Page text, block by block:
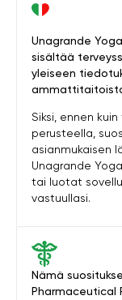
Nämä
Pharmaceutical
Unagrande
sisältää
yleiseen
Siksi, ennen
perusteella,
asianmukaisen
Unagrande
tai luotat
vastuullasi.